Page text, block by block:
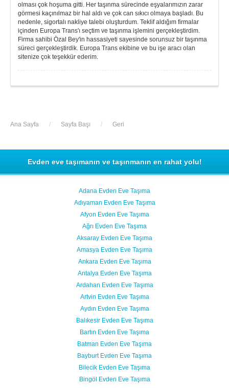
olması çok hoşuma gitti. Her taşınma sürecinde eşyalarımızın zarar
görmesi kaçınılmaz bir hal aldı ve çok can sıkıcı olmaya başladı. Bu
nedenle, sigortalı nakliye talebi oluşturdum. Teklif aldığım firmalar
içinden Europa Trans'ı seçtim ve taşınma işlemini gerçekleştirdim.
Firma sahibi Özal Bey'in hassasiyeti sayesinde sorunsuz bir taşınma
süreci gerçekleştirdik. Europa Trans ekibine ve bu işe aracı olan
sitenize çok teşekkür ederim.
Ana Sayfa / Sayfa Başı / Geri
Evden eve taşımanın ve taşınmanın en rahat yolu!
Adana Evden Eve Taşıma
Adıyaman Evden Eve Taşıma
Afyon Evden Eve Taşıma
Ağrı Evden Eve Taşıma
Aksaray Evden Eve Taşıma
Amasya Evden Eve Taşıma
Ankara Evden Eve Taşıma
Antalya Evden Eve Taşıma
Ardahan Evden Eve Taşıma
Artvin Evden Eve Taşıma
Aydın Evden Eve Taşıma
Balıkesir Evden Eve Taşıma
Bartın Evden Eve Taşıma
Batman Evden Eve Taşıma
Bayburt Evden Eve Taşıma
Bilecik Evden Eve Taşıma
Bingöl Evden Eve Taşıma